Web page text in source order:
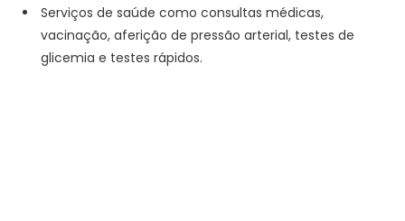
Serviços de saúde como consultas médicas,
vacinação, aferição de pressão arterial, testes de
glicemia e testes rápidos.